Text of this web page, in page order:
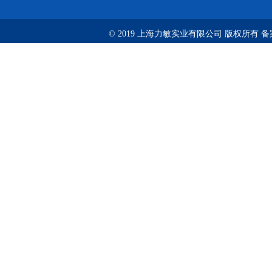
© 2019 上海力敏实业有限公司 版权所有 备